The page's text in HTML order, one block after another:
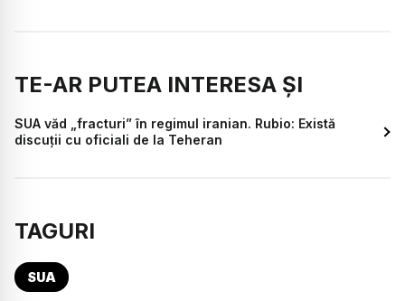
TE-AR PUTEA INTERESA ȘI
SUA văd „fracturi” în regimul iranian. Rubio: Există
discuții cu oficiali de la Teheran
TAGURI
SUA